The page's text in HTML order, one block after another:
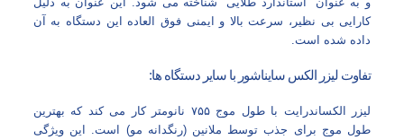
کارایی بی‌ نظیر، سرعت بالا و ایمنی فوق‌ العاده این دستگاه به آن
داده شده است.
تفاوت لیزر الکس سایناشور با سایر دستگاه‌ ها:
لیزر الکساندرایت با طول موج ۷۵۵ نانومتر کار می‌ کند که بهترین
طول موج برای جذب توسط ملانین (رنگدانه مو) است. این ویژگی